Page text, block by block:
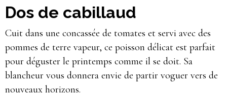
Dos de cabillaud
Cuit dans une concassée de tomates et servi avec des
pommes de terre vapeur, ce poisson délicat est parfait
pour déguster le printemps comme il se doit. Sa
blancheur vous donnera envie de partir voguer vers de
nouveaux horizons.